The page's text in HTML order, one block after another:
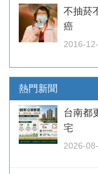
不抽菸
癌
2016-
熱門新聞
台南都
宅
2026-